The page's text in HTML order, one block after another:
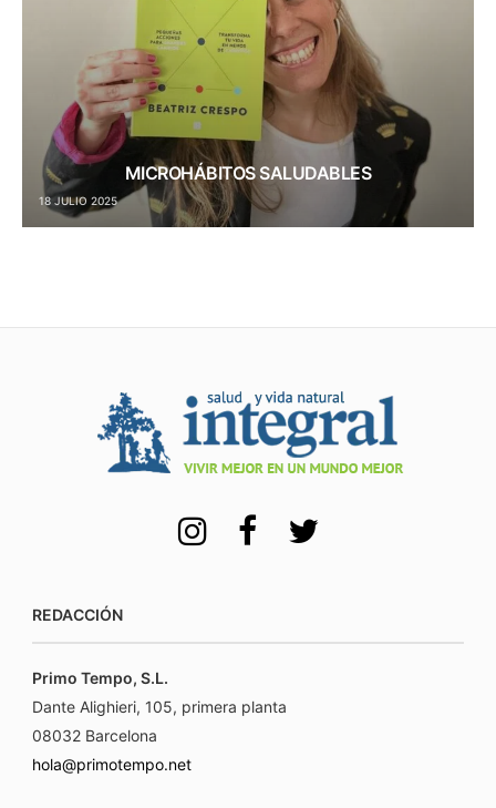
MICROHÁBITOS SALUDABLES
18 JULIO 2025
REDACCIÓN
Primo Tempo, S.L.
Dante Alighieri, 105, primera planta
08032 Barcelona
hola@primotempo.net